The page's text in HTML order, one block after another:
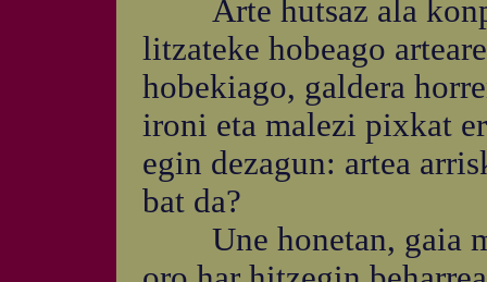
Arte hutsaz ala
litzateke hobeago
hobekiago, galdera
ironi eta malezi pixkat
egin dezagun: artea
bat da?
Une honetan, gaia